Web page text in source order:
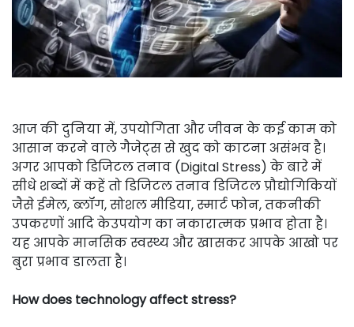
आज की दुनिया में, उपयोगिता और जीवन के कई काम को
आसान करने वाले गैजेट्स से खुद को काटना असंभव है।
अगर आपको डिजिटल तनाव (Digital Stress) के बारे में
सीधे शब्दों में कहें तो डिजिटल तनाव डिजिटल प्रौद्योगिकियों
जैसे ईमेल, ब्लॉग, सोशल मीडिया, स्मार्ट फोन, तकनीकी
उपकरणों आदि केउपयोग का नकारात्मक प्रभाव होता है।
यह आपके मानसिक स्वस्थ्य और खासकर आपके आखो पर
बुरा प्रभाव डालता है।
How does technology affect stress?